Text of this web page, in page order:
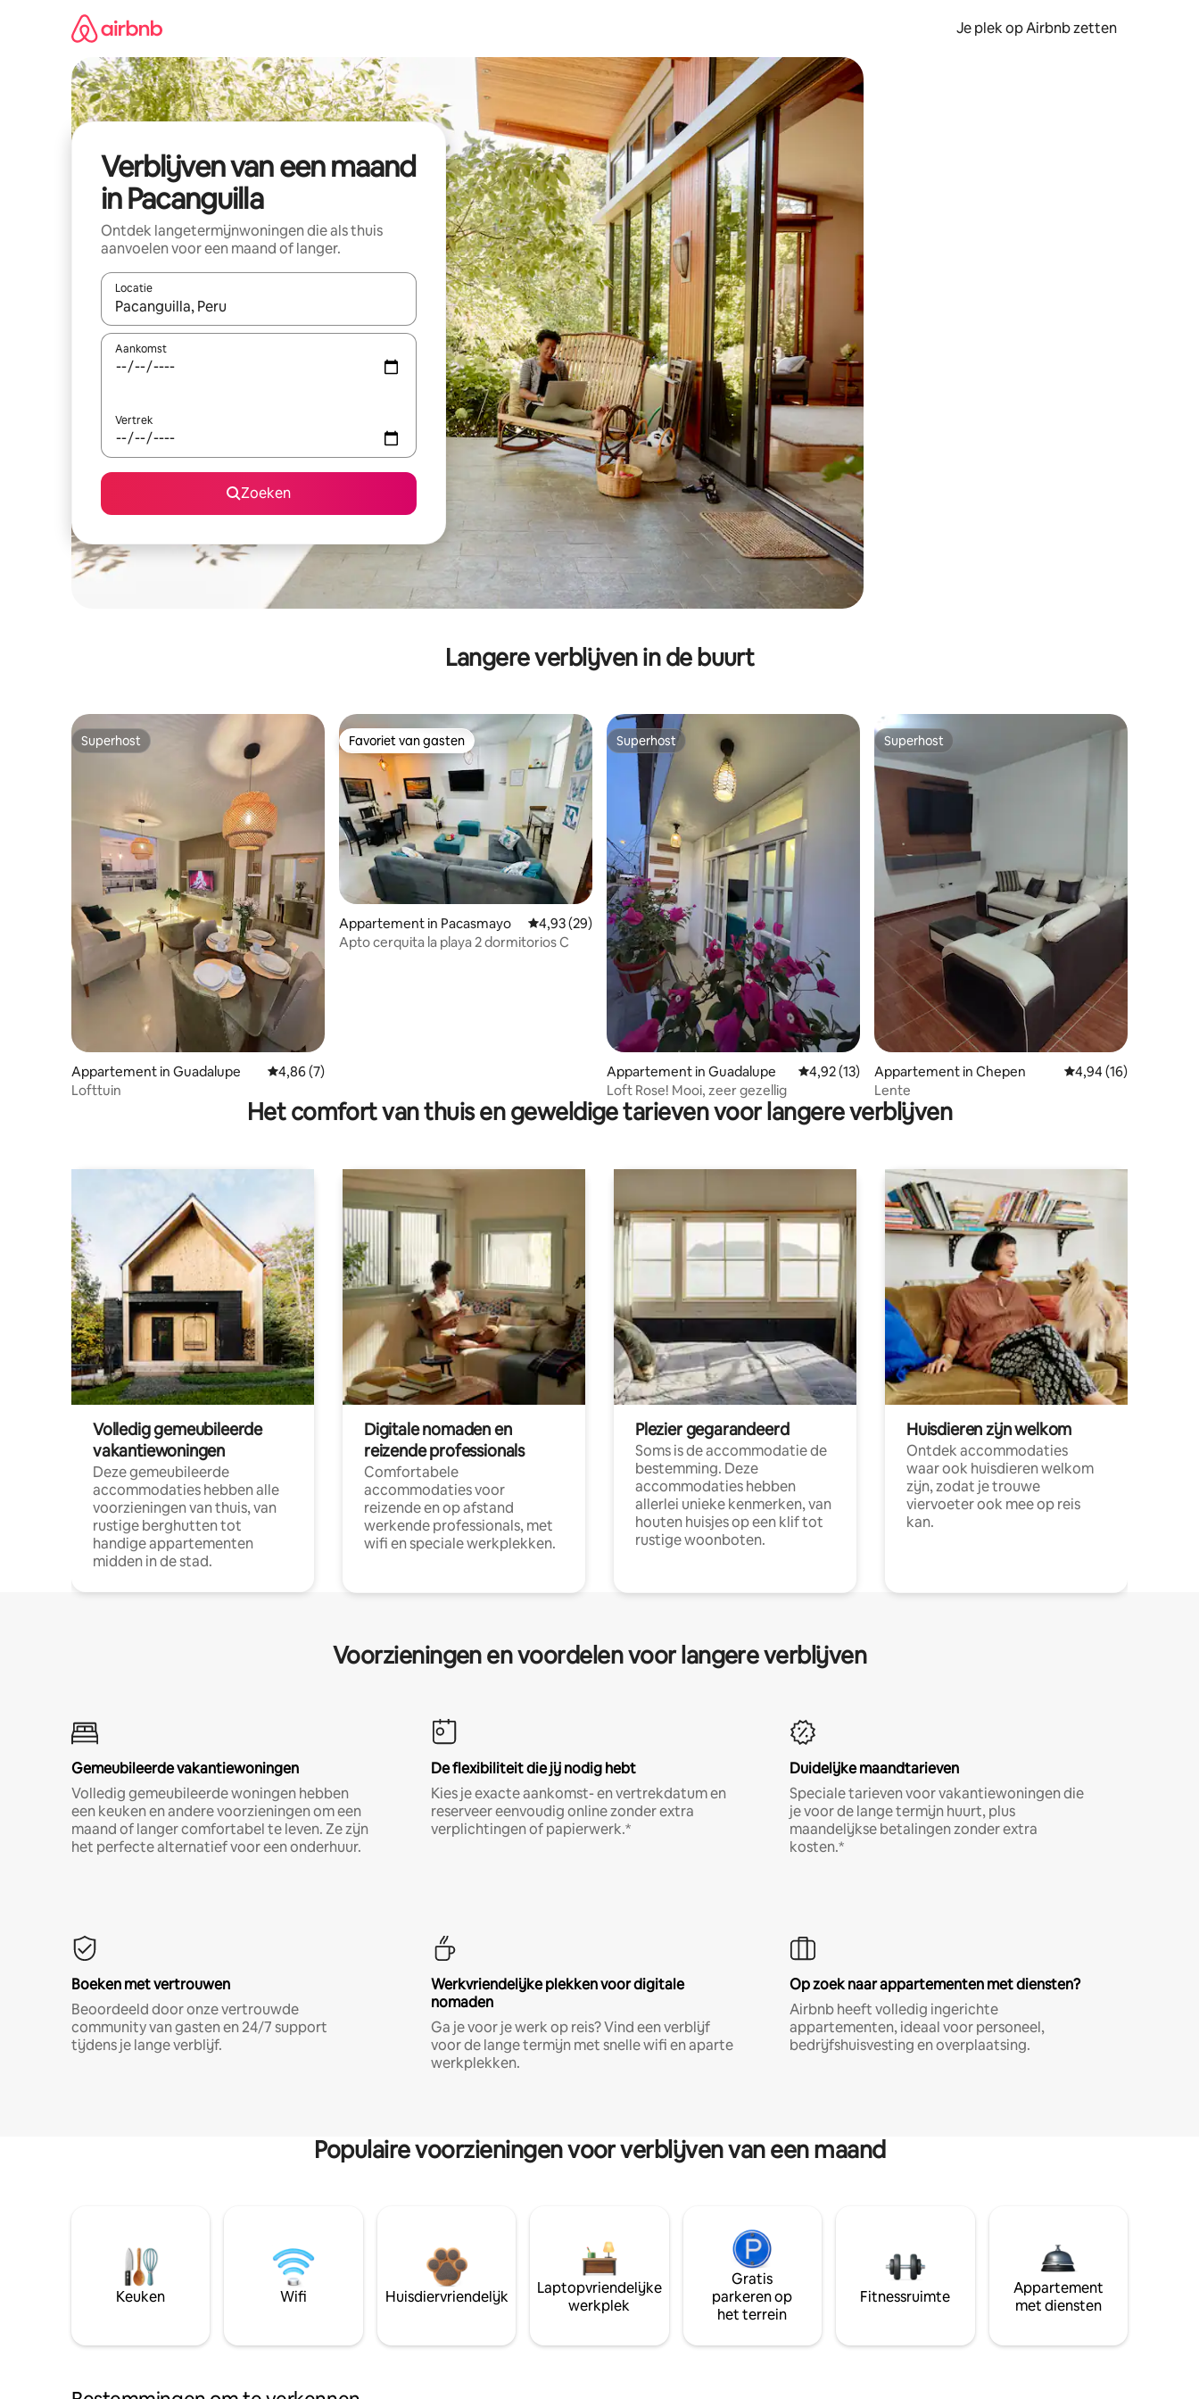
Je plek op Airbnb zetten
Verblijven van een maand
in Pacanguilla
Ontdek langetermijnwoningen die als thuis
aanvoelen voor een maand of langer.
Locatie
Wanneer er resultaten beschikbaar zijn, maak je een keuze met je de pijltjestoetsen omhoog en omlaag, óf door te tikken of swipen.
Aankomst
Vertrek
Zoeken
Langere verblijven in de buurt
Superhost
Superhost
Appartement in Guadalupe Gemiddelde beoordeling van 4,86 op 5, 7 recensies
4,86 (7)
Lofttuin
Favoriet van gasten
Favoriet van gasten
Appartement in Pacasmayo Gemiddelde beoordeling van 4,93 op 5, 29 recensies
4,93 (29)
Apto cerquita la playa 2 dormitorios C
Superhost
Superhost
Appartement in Guadalupe Gemiddelde beoordeling van 4,92 op 5, 13 recensies
4,92 (13)
Loft Rose! Mooi, zeer gezellig
Superhost
Superhost
Appartement in Chepen Gemiddelde
4,94 (16)
Lente
Het comfort van thuis en geweldige tarieven voor langere verblijven
Volledig gemeubileerde
vakantiewoningen
Deze gemeubileerde
accommodaties hebben alle
voorzieningen van thuis, van
rustige berghutten tot
handige appartementen
midden in de stad.
Digitale nomaden en
reizende professionals
Comfortabele
accommodaties voor
reizende en op afstand
werkende professionals, met
wifi en speciale werkplekken.
Plezier gegarandeerd
Soms is de accommodatie de
bestemming. Deze
accommodaties hebben
allerlei unieke kenmerken, van
houten huisjes op een klif tot
rustige woonboten.
Huisdieren zijn welkom
Ontdek accommodaties
waar ook huisdieren welkom
zijn, zodat je trouwe
viervoeter ook mee op reis
kan.
Voorzieningen en voordelen voor langere verblijven
Gemeubileerde vakantiewoningen
Volledig gemeubileerde woningen hebben
een keuken en andere voorzieningen om een
maand of langer comfortabel te leven. Ze zijn
het perfecte alternatief voor een onderhuur.
De flexibiliteit die jij nodig hebt
Kies je exacte aankomst- en vertrekdatum en
reserveer eenvoudig online zonder extra
verplichtingen of papierwerk.*
Duidelijke maandtarieven
Speciale tarieven voor vakantiewoningen die
je voor de lange termijn huurt, plus
maandelijkse betalingen zonder extra
kosten.*
Boeken met vertrouwen
Beoordeeld door onze vertrouwde
community van gasten en 24/7 support
tijdens je lange verblijf.
Werkvriendelijke plekken voor digitale
nomaden
Ga je voor je werk op reis? Vind een verblijf
voor de lange termijn met snelle wifi en aparte
werkplekken.
Op zoek naar appartementen met diensten?
Airbnb heeft volledig ingerichte
appartementen, ideaal voor personeel,
bedrijfshuisvesting en overplaatsing.
Populaire voorzieningen voor verblijven van een maand
Keuken Wifi Huisdiervriendelijk
Laptopvriendelijke
werkplek
Gratis
parkeren op
het terrein
Fitnessruimte
Appartement
met diensten